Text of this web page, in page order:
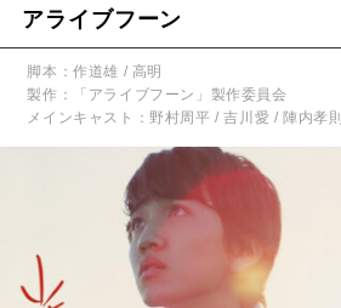
アライブフーン
脚本：作道雄 / 高明
製作：「アライブフーン」製作委員会
メインキャスト：野村周平 / 吉川愛 / 陣内孝則